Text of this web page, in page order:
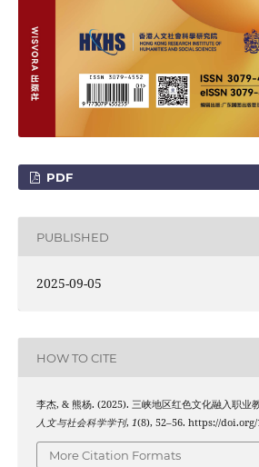
PDF
PUBLISHED
2025-09-05
HOW TO CITE
李杰, & 熊杨. (2025). 三峡地区红色文化融入职业
人文与社会科学学刊, 1(8), 52–56. https://
More Citation Formats